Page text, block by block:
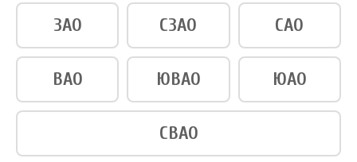
ЗАО
СЗАО САО
ВАО ЮВАО ЮАО
СВАО